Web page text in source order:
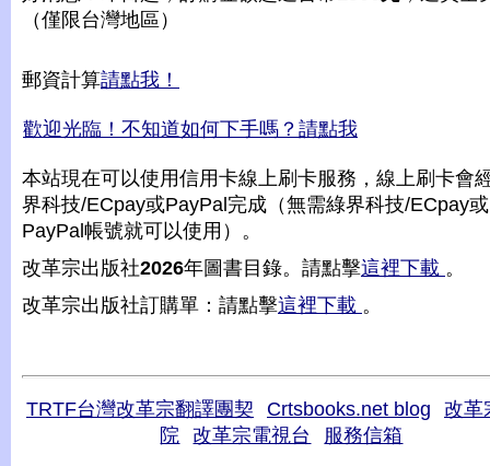
（僅限台灣地區）
郵資計算請點我！
歡迎光臨！不知道如何下手嗎？請點我
本站現在可以使用信用卡線上刷卡服務，線上刷卡會
界科技/ECpay或PayPal完成（無需綠界科技/ECpay或
PayPal帳號就可以使用）。
改革宗出版社2026年圖書目錄。請點擊這裡下載 。
改革宗出版社訂購單：請點擊這裡下載 。
TRTF台灣改革宗翻譯團契 Crtsbooks.net blog
改革
院
改革宗電視台 服務信箱